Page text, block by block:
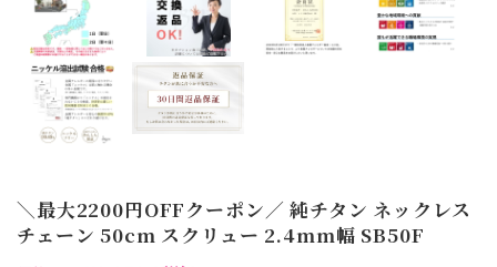
＼最大2200円OFFクーポン／ 純チタン ネックレス
チェーン 50cm スクリュー 2.4mm幅 SB50F